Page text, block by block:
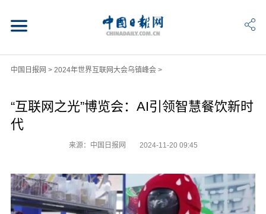
中国日报网 > 2024年世界互联网大会乌镇峰会>
“互联网之光”博览会：AI引领智慧餐饮新时
代
来源：中国日报网 2024-11-20 09:45